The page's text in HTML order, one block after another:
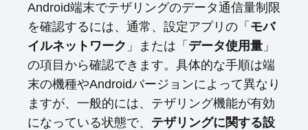
Android端末でテザリングのデータ通信量制限
を確認するには、通常、設定アプリの「 モバ
イルネットワーク 」または「 データ使用量 」
の項目から確認できます。具体的な手順は端
末の機種やAndroidバージョンによって異なり
ますが、一般的には、テザリング機能が有効
になっている状態で、 テザリングに関する設